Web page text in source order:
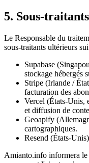
5. Sous-
Le Responsable du
sous-traitants ultérieurs
Supabase
stockage hébergés
Stripe (Irlande /
facturation des
Vercel (États-Unis,
et diffusion de
Geoapify
cartographiques.
Resend (États-
Amianto.info informera le